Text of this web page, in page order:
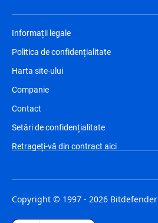
Informații legale
Politica de confidențialitate
Harta site-ului
Companie
Contact
Setări de confidențialitate
Retrageți-vă din contract aici
Copyright © 1997 - 2026 Bitdefender